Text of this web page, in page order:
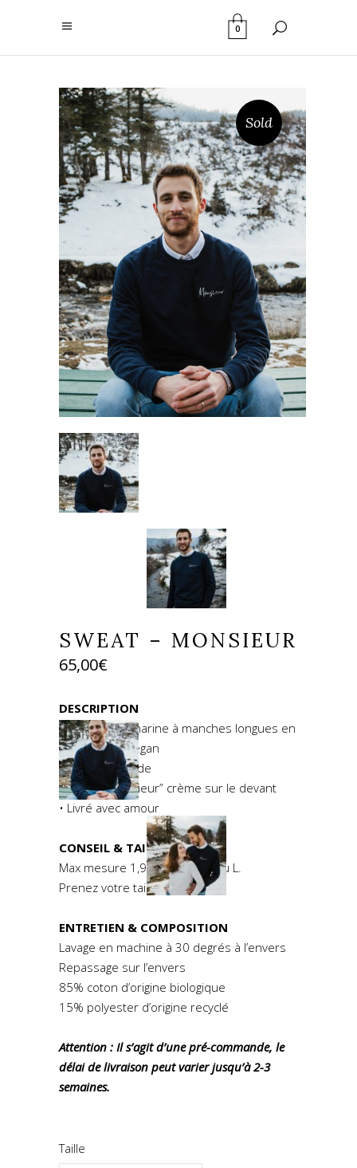
0
Sold
SWEAT – MONSIEUR
65,00€
DESCRIPTION
• Sweat bleu marine à manches longues en
coton bio et végan
• Encolure ronde
• Brodé “Monsieur” crème sur le devant
• Livré avec amour
CONSEIL & TAILLE
Max mesure 1,91m et porte du L.
Prenez votre taille habituelle.
ENTRETIEN & COMPOSITION
Lavage en machine à 30 degrés à l’envers
Repassage sur l’envers
85% coton d’origine biologique
15% polyester d’origine recyclé
Attention : Il s’agit d’une pré-commande, le
délai de livraison peut varier jusqu’à 2-3
semaines.
Taille